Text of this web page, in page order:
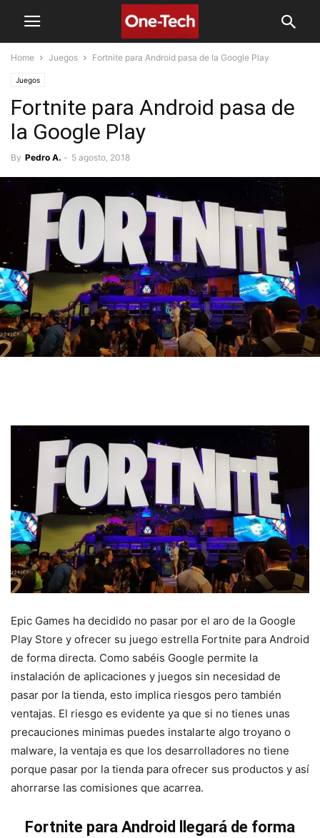
Home Juegos Fortnite para Android pasa de la Google Play
Juegos
Fortnite para Android pasa de
la Google Play
By Pedro A. - 5 agosto, 2018
Epic Games ha decidido no pasar por el aro de la Google
Play Store y ofrecer su juego estrella Fortnite para Android
de forma directa. Como sabéis Google permite la
instalación de aplicaciones y juegos sin necesidad de
pasar por la tienda, esto implica riesgos pero también
ventajas. El riesgo es evidente ya que si no tienes unas
precauciones minimas puedes instalarte algo troyano o
malware, la ventaja es que los desarrolladores no tiene
porque pasar por la tienda para ofrecer sus productos y así
ahorrarse las comisiones que acarrea.
Fortnite para Android llegará de forma